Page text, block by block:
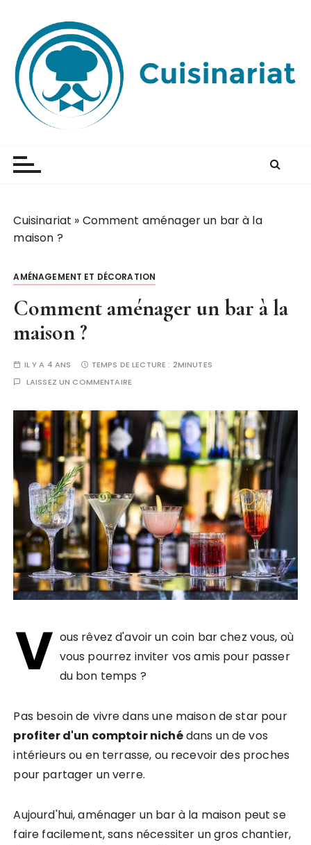
Cuisinariat » Comment aménager un bar à la
maison ?
AMÉNAGEMENT ET DÉCORATION
Comment aménager un bar à la
maison ?
IL Y A 4 ANS TEMPS DE LECTURE : 2MINUTES
LAISSEZ UN COMMENTAIRE
V ous rêvez d'avoir un coin bar chez vous, où
vous pourrez inviter vos amis pour passer
du bon temps ?
Pas besoin de vivre dans une maison de star pour
profiter d'un comptoir nichédans un de vos
intérieurs ou en terrasse, ou recevoir des proches
pour partager un verre.
Aujourd'hui, aménager un bar à la maison peut se
faire facilement, sans nécessiter un gros chantier,